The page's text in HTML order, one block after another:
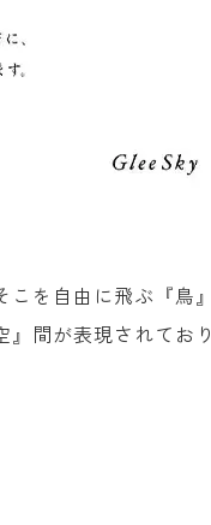
を自由に飛ぶ『鳥』
間が表現されており